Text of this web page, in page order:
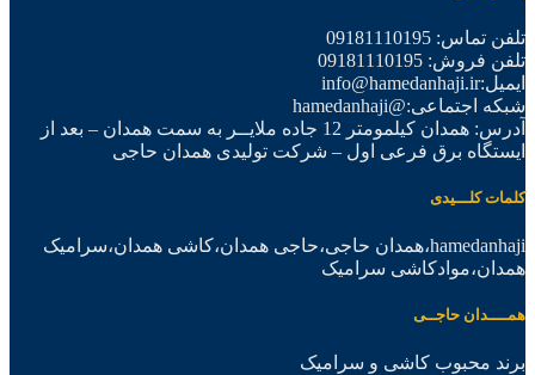
تلفن تماس: 09181110195
تلفن فروش: 09181110195
ایمیل:info@hamedanhaji.ir
شبکه اجتماعی:@hamedanhaji
آدرس: همدان کیلمومتر 12 جاده ملایــر به سمت همدان – بعد از
ایستگاه برق فرعی اول – شرکت تولیدی همدان حاجی
کلمات کلـــیدی
hamedanhaji،همدان حاجی،حاجی همدان،کاشی همدان،سرامیک
همدان،موادکاشی سرامیک
همــــدان حاجــی
برند محبوب کاشی و سرامیک